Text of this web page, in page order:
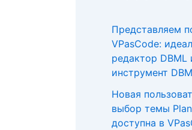
Представляем
VPasCode:
редактор DBML
инструмент
Новая
выбор темы
доступна в